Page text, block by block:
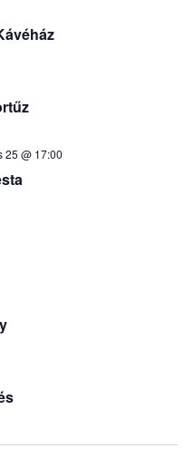
25 @ 17:00